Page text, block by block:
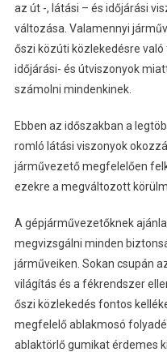
az út -, látási – és időjárási
változása. Valamennyi
őszi közúti közlekedésre
időjárási- és útviszonyok
számolni mindenkinek.
Ebben az időszakban a
romló látási viszonyok
járművezető megfelelően
ezekre a megváltozott
A gépjárművezetőknek
megvizsgálni minden
járműveiken. Sokan csupán
világítás és a fékrendszer
őszi közlekedés fontos
megfelelő ablakmosó
ablaktörlő gumikat érdemes